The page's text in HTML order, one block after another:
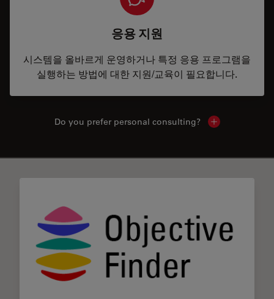
응용 지원
시스템을 올바르게 운영하거나 특정 응용 프로그램을
실행하는 방법에 대한 지원/교육이 필요합니다.
Do you prefer personal consulting? Show local